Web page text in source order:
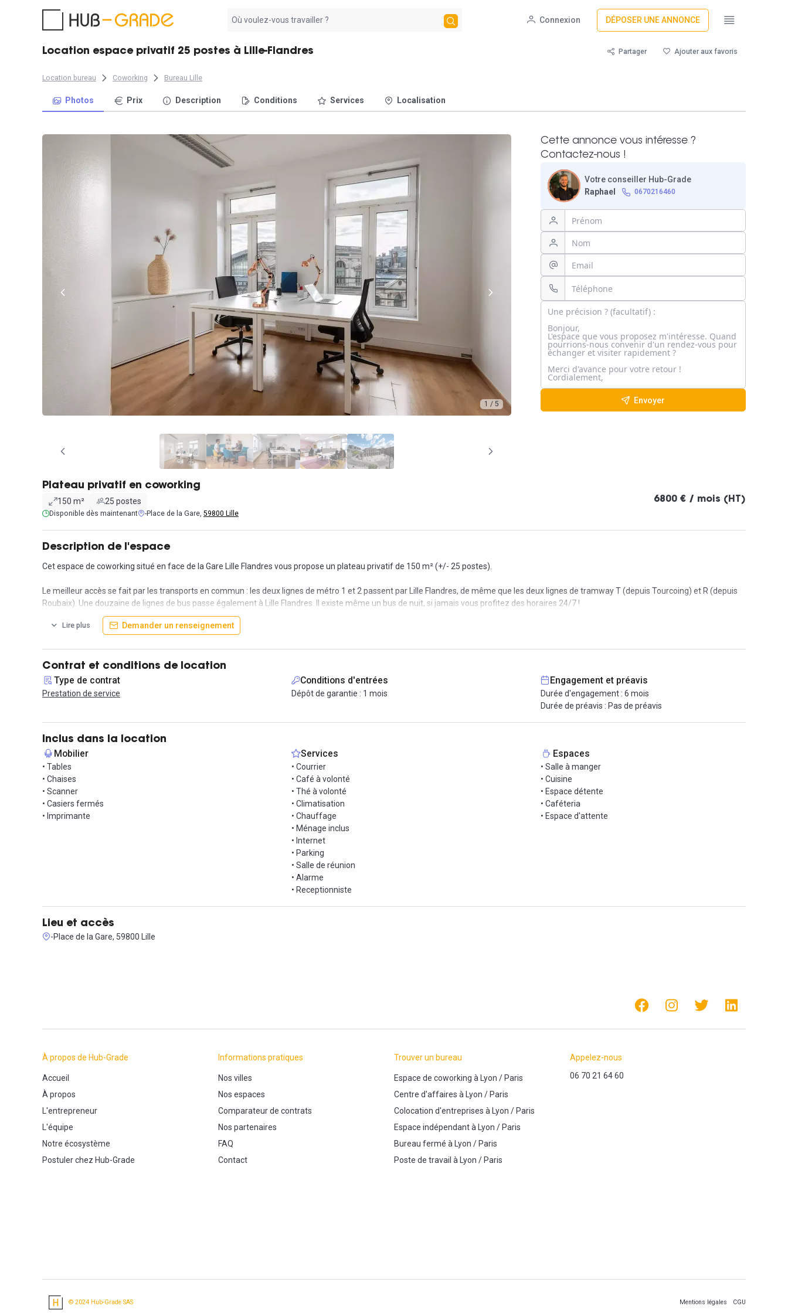
résultat
Connexion DÉPOSER UNE ANNONCE
Location espace privatif 25 postes à Lille-Flandres Partager Ajouter aux favoris
Location bureau Coworking Bureau Lille
Photos Prix Description Conditions Services Localisation
1 / 5
Cette annonce vous intéresse ?
Contactez-nous !
Votre conseiller Hub-Grade
Raphael
0670216460
Envoyer
Plateau privatif en coworking
150 m² 25 postes
Disponible dès maintenant -Place de la Gare, 59800 Lille
6800 € / mois (HT)
Description de l'espace
Cet espace de coworking situé en face de la Gare Lille Flandres vous propose un plateau privatif de 150 m² (+/- 25 postes).
Le meilleur accès se fait par les transports en commun : les deux lignes de métro 1 et 2 passent par Lille Flandres, de même que les deux lignes de tramway T (depuis Tourcoing) et R (depuis
Roubaix). Une douzaine de lignes de bus passe également à Lille Flandres. Il existe même un bus de nuit, si jamais vous profitez des horaires 24/7 !
Cet espace indépendant de 150 m² sera idéal pour une grande équipe, toutes les prestations sont clés-en-main et sans engagement. Cet espace de coworking face à la gare est équipé de
s'occupent également du ménage, de l’imprimante... En bref tous les services nécessaires sont présents pour que vous n’ayez plus qu’à vous concentrer sur votre activité. Vous aurez
également la possibilité d'avoir accès à un parking.
Vous aurez accès à une salle de réunion pouvant accueillir jusqu'à 6 personnes et des espaces communs dans lesquels vous pourrez échanger autour d'un café (offert par la Maison !). Le
Vous voulez faire partie de l'aventure ? Alors venez, on vous fait visiter !
Lire plus Demander un renseignement
Contrat et conditions de location
Type de contrat
Prestation de service
Conditions d'entrées
Dépôt de garantie : 1 mois
Engagement et préavis
Durée d'engagement : 6 mois
Durée de préavis : Pas de préavis
Inclus dans la location
Mobilier
• Tables
• Chaises
• Scanner
• Casiers fermés
• Imprimante
Services
• Courrier
• Café à volonté
• Thé à volonté
• Climatisation
• Chauffage
• Ménage inclus
• Internet
• Parking
• Salle de réunion
• Alarme
• Receptionniste
Espaces
• Salle à manger
• Cuisine
• Espace détente
• Caféteria
• Espace d'attente
Lieu et accès
-Place de la Gare, 59800 Lille
À propos de Hub-Grade
Accueil
À propos
L'entrepreneur
L'équipe
Notre écosystème
Postuler chez Hub-Grade
Informations pratiques
Nos villes
Nos espaces
Comparateur de contrats
Nos partenaires
FAQ
Contact
Trouver un bureau
Espace de coworking à Lyon /Paris
Centre d'affaires à Lyon /Paris
Colocation d'entreprises à Lyon /Paris
Espace indépendantà Lyon /Paris
Bureau fermé à Lyon /Paris
Poste de travail à Lyon /Paris
Appelez-nous
06 70 21 64 60
© 2024 Hub-Grade SAS Mentions légales CGU